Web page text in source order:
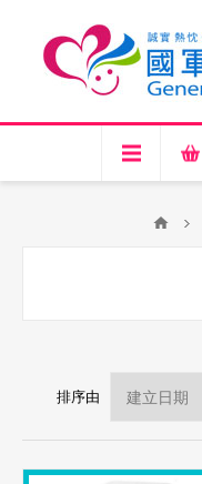
排序由